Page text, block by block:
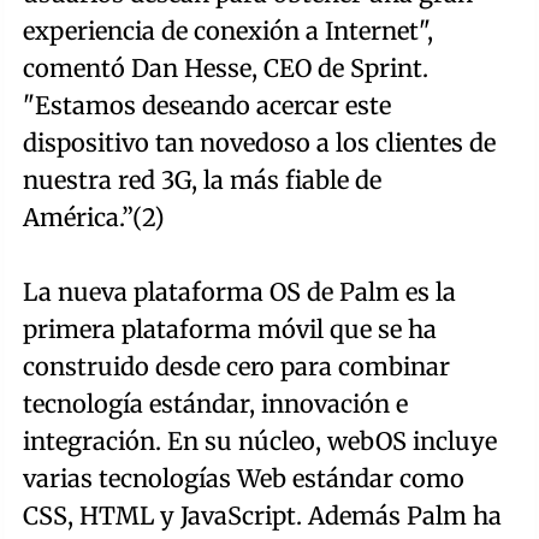
experiencia de conexión a Internet",
comentó Dan Hesse, CEO de Sprint.
"Estamos deseando acercar este
dispositivo tan novedoso a los clientes de
nuestra red 3G, la más fiable de
América.”(2)
La nueva plataforma OS de Palm es la
primera plataforma móvil que se ha
construido desde cero para combinar
tecnología estándar, innovación e
integración. En su núcleo, webOS incluye
varias tecnologías Web estándar como
CSS, HTML y JavaScript. Además Palm ha